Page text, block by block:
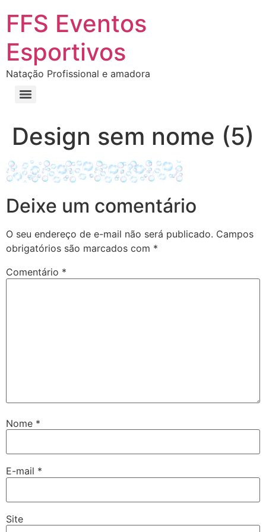
FFS Eventos
Esportivos
Natação Profissional e amadora
Design sem nome (5)
Deixe um comentário
O seu endereço de e-mail não será publicado. Campos
obrigatórios são marcados com *
Comentário *
Nome *
E-mail *
Site